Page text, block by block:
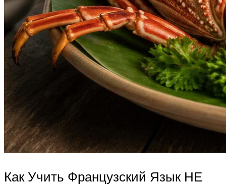
Как Учить Французский Язык НЕ